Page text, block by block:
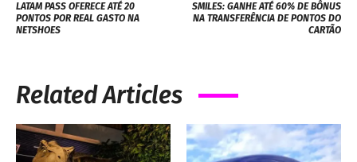
LATAM PASS OFERECE ATÉ 20
PONTOS POR REAL GASTO NA
NETSHOES
SMILES: GANHE ATÉ 60% DE BÔNUS
NA TRANSFERÊNCIA DE PONTOS DO
CARTÃO
Related Articles